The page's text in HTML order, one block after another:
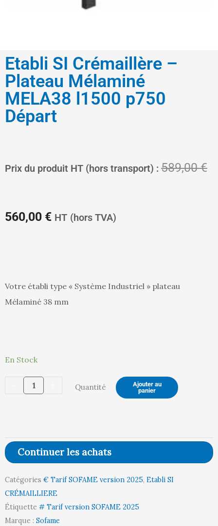
Etabli SI Crémaillère –
Plateau Mélaminé
MELA38 l1500 p750
Départ
Prix du produit HT (hors transport) : 589,00€
560,00 €
Le
prix
HT (hors TVA)
Votre établi type « Système Industriel » plateau
Mélaminé 38 mm
En Stock
quantité
Plateau
Mélaminé
l1500
p750
Départ
Quantité
Ajouter au
panier
Continuer les achats
Catégories € Tarif SOFAME version 2025, Etabli SI
CRÉMAILLIERE
Étiquette # Tarif version SOFAME 2025
Marque : Sofame